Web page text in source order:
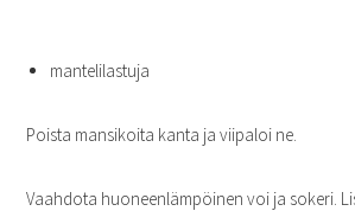
mantelilastuja
Poista mansikoita kanta ja viipaloi ne.
Vaahdota huoneenlämpöinen voi ja sokeri.